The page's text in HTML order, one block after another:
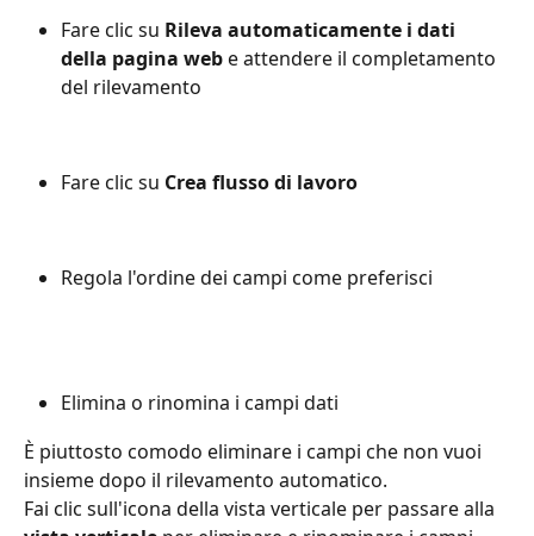
Fare clic su Rileva automaticamente i dati
della pagina web e attendere il completamento
del rilevamento
Fare clic su Crea flusso di lavoro
Regola l'ordine dei campi come preferisci
Elimina o rinomina i campi dati
È piuttosto comodo eliminare i campi che non vuoi
insieme dopo il rilevamento automatico.
Fai clic sull'icona della vista verticale per passare alla